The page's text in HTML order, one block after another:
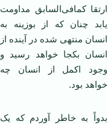
ارتقا کمافی‌السابق مداومت
یابد چنان که از بوزینه به
انسان منتهی شده در آینده از
انسان بکجا خواهد رسید و
وجود اکمل از انسان چه
خواهد بود.
بدواً به خاطر آوردم که یک